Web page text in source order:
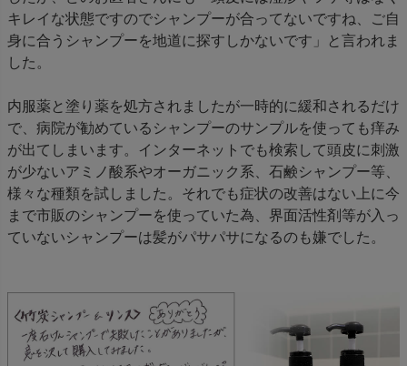
キレイな状態ですのでシャンプーが合ってないですね、ご自
身に合うシャンプーを地道に探すしかないです」と言われま
した。
内服薬と塗り薬を処方されましたが一時的に緩和されるだけ
で、病院が勧めているシャンプーのサンプルを使っても痒み
が出てしまいます。インターネットでも検索して頭皮に刺激
が少ないアミノ酸系やオーガニック系、石鹸シャンプー等、
様々な種類を試しました。それでも症状の改善はない上に今
まで市販のシャンプーを使っていた為、界面活性剤等が入っ
ていないシャンプーは髪がパサパサになるのも嫌でした。